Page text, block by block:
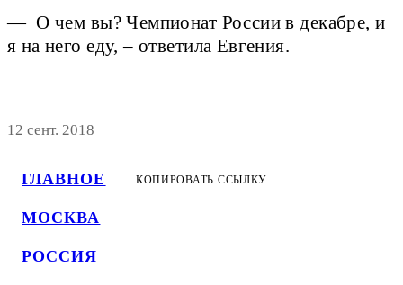
ГЛАВНОЕ
МОСКВА
РОССИЯ
— О чем вы? Чемпионат России в декабре, и
я на него еду, – ответила Евгения.
12 сент. 2018
КОПИРОВАТЬ ССЫЛКУ